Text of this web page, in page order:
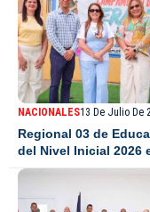
NACIONALES13 De Julio De
Regional 03 de
del Nivel Inicial 2026